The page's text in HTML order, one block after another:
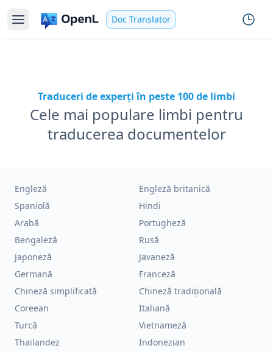
Doc Translator
Traduceri de experți în peste 100 de limbi
Cele mai populare limbi pentru
traducerea documentelor
Engleză
Engleză britanică
Spaniolă
Hindi
Arabă
Portugheză
Bengaleză
Rusă
Japoneză
Javaneză
Germană
Franceză
Chineză simplificată
Chineză tradițională
Coreean
Italiană
Turcă
Vietnameză
Thailandez
Indonezian